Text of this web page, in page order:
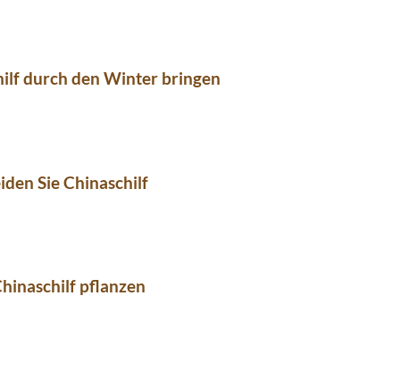
durch den Winter bringen
Sie Chinaschilf
pflanzen